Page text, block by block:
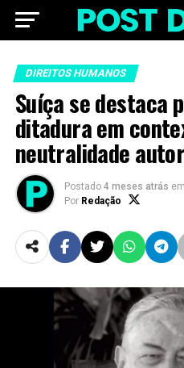
DIREITOS HUMANOS
Suíça se destaca
ditadura em
neutralidade
Postado 4 meses atrás em
Por Redação